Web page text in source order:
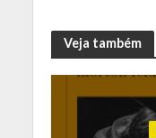
Veja também